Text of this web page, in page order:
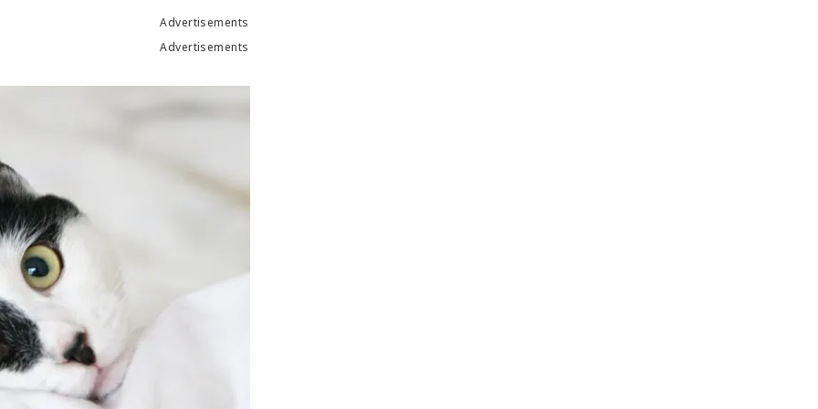
Advertisements
Advertisements